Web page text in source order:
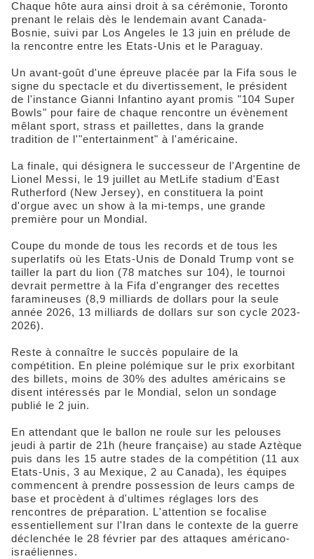
Chaque hôte aura ainsi droit à sa cérémonie, Toronto
prenant le relais dès le lendemain avant Canada-
Bosnie, suivi par Los Angeles le 13 juin en prélude de
la rencontre entre les Etats-Unis et le Paraguay.
Un avant-goût d'une épreuve placée par la Fifa sous le
signe du spectacle et du divertissement, le président
de l'instance Gianni Infantino ayant promis "104 Super
Bowls" pour faire de chaque rencontre un évènement
mêlant sport, strass et paillettes, dans la grande
tradition de l'"entertainment" à l'américaine.
La finale, qui désignera le successeur de l'Argentine de
Lionel Messi, le 19 juillet au MetLife stadium d'East
Rutherford (New Jersey), en constituera la point
d'orgue avec un show à la mi-temps, une grande
première pour un Mondial.
Coupe du monde de tous les records et de tous les
superlatifs où les Etats-Unis de Donald Trump vont se
tailler la part du lion (78 matches sur 104), le tournoi
devrait permettre à la Fifa d'engranger des recettes
faramineuses (8,9 milliards de dollars pour la seule
année 2026, 13 milliards de dollars sur son cycle 2023-
2026).
Reste à connaître le succès populaire de la
compétition. En pleine polémique sur le prix exorbitant
des billets, moins de 30% des adultes américains se
disent intéressés par le Mondial, selon un sondage
publié le 2 juin.
En attendant que le ballon ne roule sur les pelouses
jeudi à partir de 21h (heure française) au stade Aztèque
puis dans les 15 autre stades de la compétition (11 aux
Etats-Unis, 3 au Mexique, 2 au Canada), les équipes
commencent à prendre possession de leurs camps de
base et procèdent à d'ultimes réglages lors des
rencontres de préparation. L'attention se focalise
essentiellement sur l'Iran dans le contexte de la guerre
déclenchée le 28 février par des attaques américano-
israéliennes.